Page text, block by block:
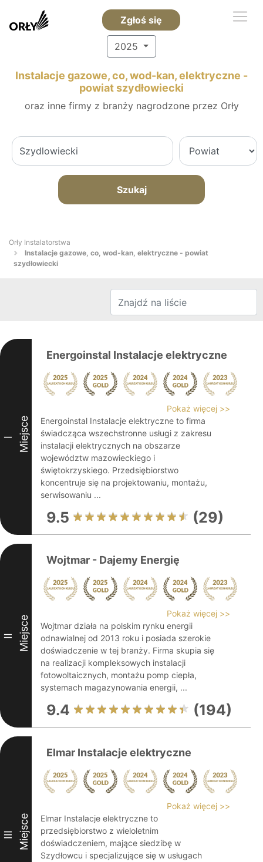
Zgłoś się
2025
Instalacje gazowe, co, wod-kan, elektryczne -
powiat szydłowiecki
oraz inne firmy z branży nagrodzone przez Orły
Szukaj
Orły Instalatorstwa
Instalacje gazowe, co, wod-kan, elektryczne - powiat
szydłowiecki
I Miejsce
Energoinstal Instalacje elektryczne
Pokaż więcej >>
Energoinstal Instalacje elektryczne to firma
świadcząca wszechstronne usługi z zakresu
instalacji elektrycznych na obszarze
województw mazowieckiego i
świętokrzyskiego. Przedsiębiorstwo
koncentruje się na projektowaniu, montażu,
serwisowaniu ...
9.5 (29)
II Miejsce
Wojtmar - Dajemy Energię
Pokaż więcej >>
Wojtmar działa na polskim rynku energii
odnawialnej od 2013 roku i posiada szerokie
doświadczenie w tej branży. Firma skupia się
na realizacji kompleksowych instalacji
fotowoltaicznych, montażu pomp ciepła,
systemach magazynowania energii, ...
9.4 (194)
III Miejsce
Elmar Instalacje elektryczne
Pokaż więcej >>
Elmar Instalacje elektryczne to
przedsiębiorstwo z wieloletnim
doświadczeniem, mające siedzibę w
Szydłowcu i specjalizujące się w usługach